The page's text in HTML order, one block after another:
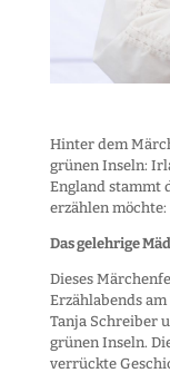
Hinter dem
grünen Inseln:
England stammt
erzählen möchte:
Das gelehrige
Dieses
Erzählabends
Tanja Schreiber
grünen Inseln.
verrückte